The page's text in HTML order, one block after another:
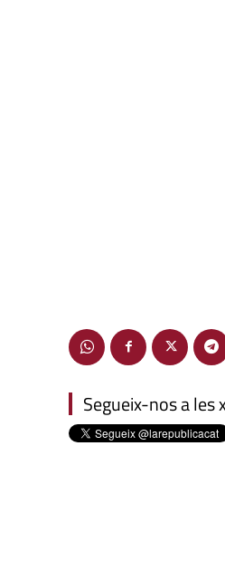
Segueix-nos a les